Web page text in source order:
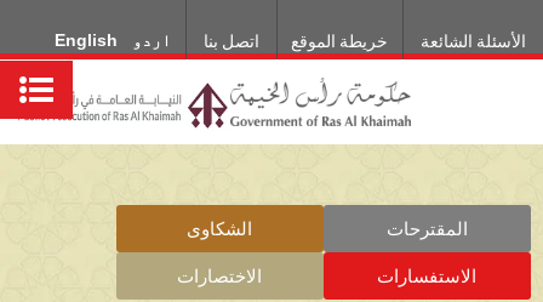
اردو English اتصل بنا خريطة الموقع الأسئلة الشائعة
المقترحات الشكاوى
الاستفسارات الاختصارات